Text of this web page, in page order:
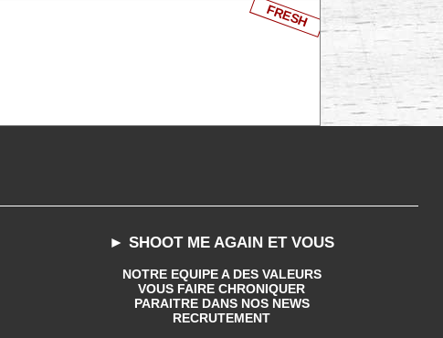
FRESH
► SHOOT ME AGAIN ET VOUS
NOTRE EQUIPE A DES VALEURS
VOUS FAIRE CHRONIQUER
PARAITRE DANS NOS NEWS
RECRUTEMENT